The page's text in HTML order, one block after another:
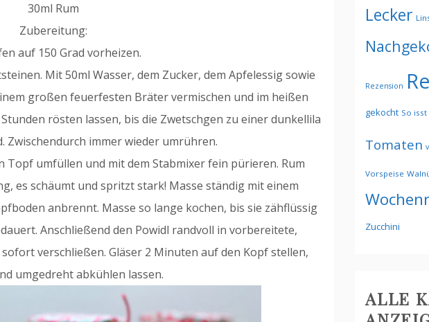
30ml Rum
Zubereitung:
auf 150 Grad vorheizen.
Mit 50ml Wasser, dem Zucker, dem Apfelessig sowie
großen feuerfesten Bräter vermischen und im heißen
rösten lassen, bis die Zwetschgen zu einer dunkellila
Zwischendurch immer wieder umrühren.
Topf umfüllen und mit dem Stabmixer fein pürieren. Rum
es schäumt und spritzt stark! Masse ständig mit einem
anbrennt. Masse so lange kochen, bis sie zähflüssig
Anschließend den Powidl randvoll in vorbereitete,
verschließen. Gläser 2 Minuten auf den Kopf stellen,
umgedreht abkühlen lassen.
Lecker
Rezension
gekocht So
Tomaten
Vorspeise
Zucchini
ALLE